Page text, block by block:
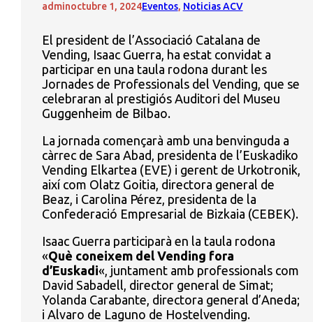
adminoctubre 1, 2024Eventos, Noticias ACV
El president de l’Associació Catalana de
Vending, Isaac Guerra, ha estat convidat a
participar en una taula rodona durant les
Jornades de Professionals del Vending, que se
celebraran al prestigiós Auditori del Museu
Guggenheim de Bilbao.
La jornada començarà amb una benvinguda a
càrrec de Sara Abad, presidenta de l’Euskadiko
Vending Elkartea (EVE) i gerent de Urkotronik,
així com Olatz Goitia, directora general de
Beaz, i Carolina Pérez, presidenta de la
Confederació Empresarial de Bizkaia (CEBEK).
Isaac Guerra participarà en la taula rodona
«Què coneixem del Vending fora
d’Euskadi«, juntament amb professionals com
David Sabadell, director general de Simat;
Yolanda Carabante, directora general d’Aneda;
i Alvaro de Laguno de Hostelvending.